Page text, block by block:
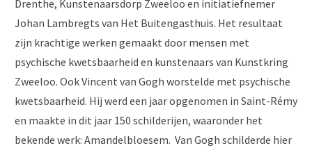
Drenthe, Kunstenaarsdorp Zweeloo en initiatiefnemer
Johan Lambregts van Het Buitengasthuis. Het resultaat
zijn krachtige werken gemaakt door mensen met
psychische kwetsbaarheid en kunstenaars van Kunstkring
Zweeloo. Ook Vincent van Gogh worstelde met psychische
kwetsbaarheid. Hij werd een jaar opgenomen in Saint-Rémy
en maakte in dit jaar 150 schilderijen, waaronder het
bekende werk: Amandelbloesem. Van Gogh schilderde hier